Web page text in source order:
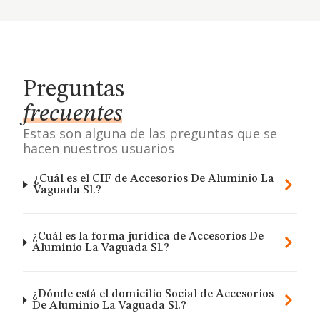
Preguntas
frecuentes
Estas son alguna de las preguntas que se
hacen nuestros usuarios
¿Cuál es el CIF de Accesorios De Aluminio La
Vaguada Sl.?
¿Cuál es la forma jurídica de Accesorios De
Aluminio La Vaguada Sl.?
¿Dónde está el domicilio Social de Accesorios
De Aluminio La Vaguada Sl.?